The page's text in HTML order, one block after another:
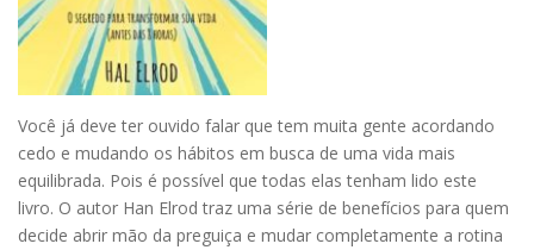
Você já deve ter ouvido falar que tem muita gente acordando
cedo e mudando os hábitos em busca de uma vida mais
equilibrada. Pois é possível que todas elas tenham lido este
livro. O autor Han Elrod traz uma série de benefícios para quem
decide abrir mão da preguiça e mudar completamente a rotina